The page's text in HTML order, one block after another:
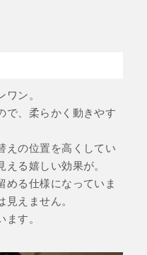
ン。
で、柔らかく動きやす
えの位置を高くしてい
る嬉しい効果が。
める仕様になっていま
えません。
す。